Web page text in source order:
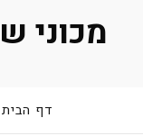
מכוני
דף הבית